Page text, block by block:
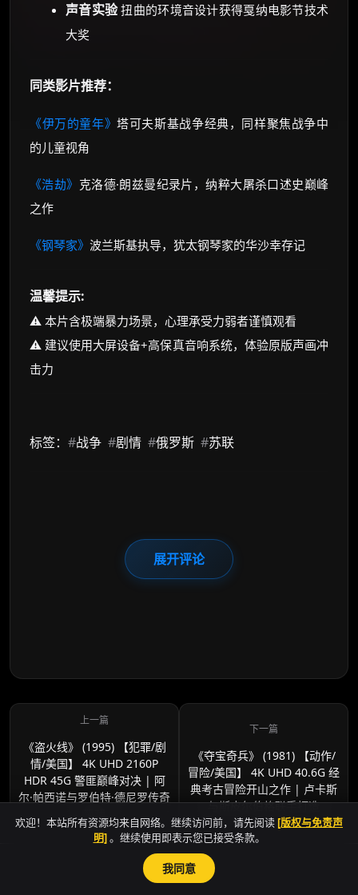
声音实验扭曲的环境音设计获得戛纳电影节技术
大奖
同类影片推荐：
《伊万的童年》塔可夫斯基战争经典，同样聚焦战争中
的儿童视角
《浩劫》 克洛德·朗兹曼纪录片，纳粹大屠杀口述史巅峰
之作
《钢琴家》 波兰斯基执导，犹太钢琴家的华沙幸存记
温馨提示:
⚠️ 本片含极端暴力场景，心理承受力弱者谨慎观看
⚠️ 建议使用大屏设备+高保真音响系统，体验原版声画冲
击力
标签： #战争 #剧情 #俄罗斯 #苏联
展开评论
《盗火线》 (1995) 【犯罪/剧
情/美国】 4K UHD 2160P
HDR 45G 警匪巅峰对决 | 阿
尔·帕西诺与罗伯特·德尼罗传奇
飙戏
《夺宝奇兵》 (1981) 【动作/
冒险/美国】 4K UHD 40.6G 经
典考古冒险开山之作 | 卢卡斯
与斯皮尔伯格联手打造
sitemap
欢迎！本站所有资源均来自网络。继续访问前，请先阅读 [版权与免责声
明]。继续使用即表示您已接受条款。
我同意